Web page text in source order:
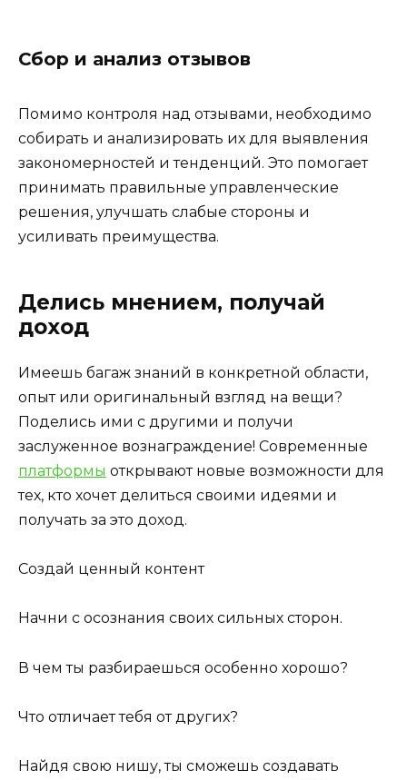
Сбор и анализ отзывов
Помимо контроля над отзывами, необходимо
собирать и анализировать их для выявления
закономерностей и тенденций. Это помогает
принимать правильные управленческие
решения, улучшать слабые стороны и
усиливать преимущества.
Делись мнением, получай
доход
Имеешь багаж знаний в конкретной области,
опыт или оригинальный взгляд на вещи?
Поделись ими с другими и получи
заслуженное вознаграждение! Современные
платформы открывают новые возможности для
тех, кто хочет делиться своими идеями и
получать за это доход.
Создай ценный контент
Начни с осознания своих сильных сторон.
В чем ты разбираешься особенно хорошо?
Что отличает тебя от других?
Найдя свою нишу, ты сможешь создавать